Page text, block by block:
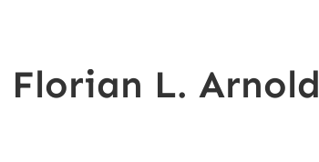
Florian L. Arnold